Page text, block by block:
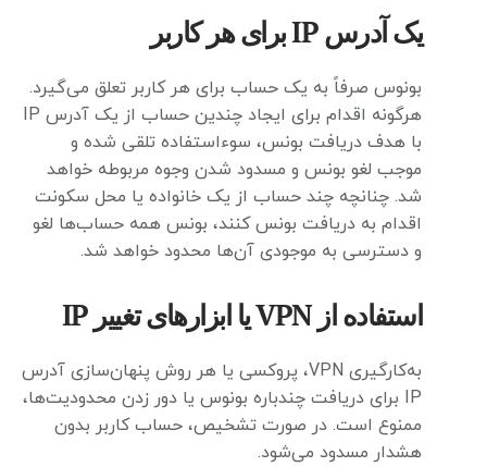
یک آدرس IP برای هر کاربر
بونوس صرفاً به یک حساب برای هر کاربر تعلق می‌گیرد.
هرگونه اقدام برای ایجاد چندین حساب از یک آدرس IP
با هدف دریافت بونس، سوءاستفاده تلقی شده و
موجب لغو بونس و مسدود شدن وجوه مربوطه خواهد
شد. چنانچه چند حساب از یک خانواده یا محل سکونت
اقدام به دریافت بونس کنند، بونس همه حساب‌ها لغو
و دسترسی به موجودی آن‌ها محدود خواهد شد.
استفاده از VPN یا ابزارهای تغییر IP
به‌کارگیری VPN، پروکسی یا هر روش پنهان‌سازی آدرس
IP برای دریافت چندباره بونوس یا دور زدن محدودیت‌ها،
ممنوع است. در صورت تشخیص، حساب کاربر بدون
هشدار مسدود می‌شود.